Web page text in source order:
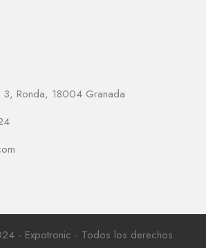
3, Ronda, 18004 Granada
- Expotronic - Todos los derechos